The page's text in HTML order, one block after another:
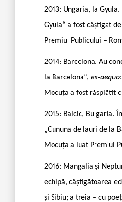
2013: Ungaria, la
Gyula“ a fost câștigat
Premiul Publicului –
2014: Barcelona. Au
la Barcelona“, ex-aequo
Mocuța a fost răsplătit
2015: Balcic, Bulgaria.
„Cununa de lauri de la
Mocuța a luat Premiul
2016: Mangalia și
echipă, câștigătoarea
și Sibiu; a treia – cu